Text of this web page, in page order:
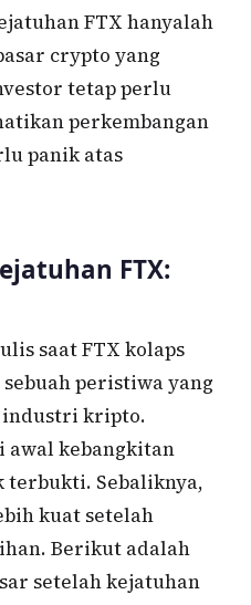
FTX hanyalah
crypto yang
tetap perlu
perkembangan
panik atas
FTX:
saat FTX kolaps
peristiwa yang
industri kripto.
awal kebangkitan
terbukti. Sebaliknya,
kuat setelah
Berikut adalah
setelah kejatuhan